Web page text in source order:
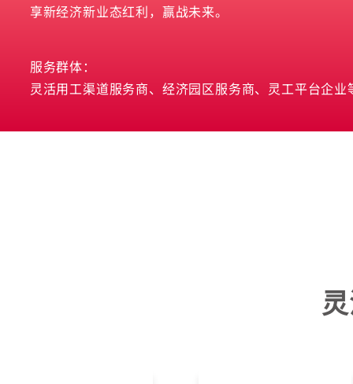
享新经济新业态红利，赢战未来。
服务群体：
灵活用工渠道服务商、经济园区服务商、灵工平台企业